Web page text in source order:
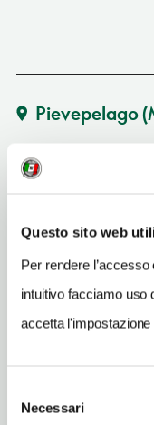
Questo sito web
Per rendere
intuitivo facciamo uso
accetta l'impostazione
delNecessari
Pievepelago
Pievepelago (MO)
Emilia-Romagna
SITO WEB
www.roccapelago.it
TELEFONO